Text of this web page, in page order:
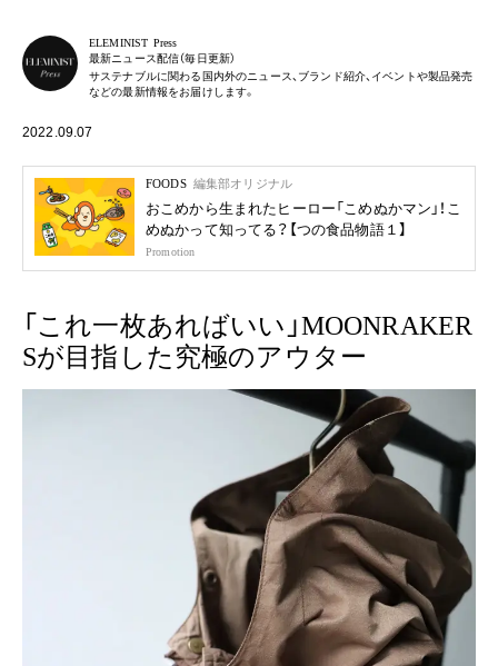
ELEMINIST Press
最新ニュース配信（毎日更新）
サステナブルに関わる国内外のニュース、ブランド紹介、イベントや製品発売
などの最新情報をお届けします。
2022.09.07
FOODS 編集部オリジナル
おこめから生まれたヒーロー「こめぬかマン」！こ
めぬかって知ってる？【つの食品物語１】
Promotion
「これ一枚あればいい」MOONRAKER
Sが目指した究極のアウター